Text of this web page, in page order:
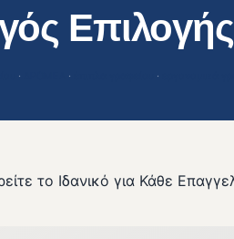
· · ·
το Ιδανικό για Κάθε